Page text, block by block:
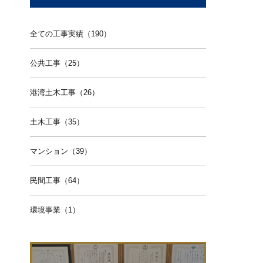
全ての工事実績（190）
公共工事（25）
港湾土木工事（26）
土木工事（35）
マンション（39）
民間工事（64）
環境事業（1）